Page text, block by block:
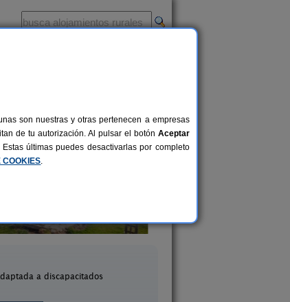
Cordiñanes de Valdeón
a discapacitados
son nuestras y otras pertenecen a empresas
de tu autorización. Al pulsar el botón Aceptar
últimas puedes desactivarlas por completo
COOKIES.